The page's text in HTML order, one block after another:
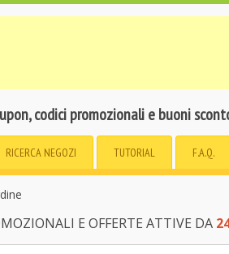
codici promozionali e buoni
RICERCA NEGOZI TUTORIAL F.A.Q.
E OFFERTE ATTIVE DA